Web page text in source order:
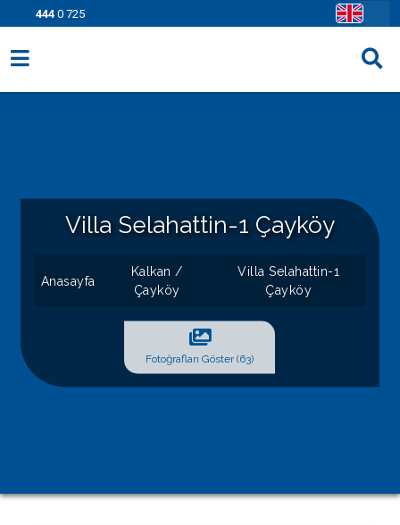
444 0 725
Bilgi Sayfaları
Villa Selahattin-1 Çayköy
Anasayfa
Kalkan /
Çayköy
Villa Selahattin-1
Çayköy
Fotoğrafları Göster (63)